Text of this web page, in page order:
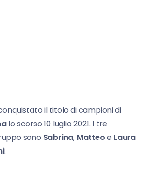
il titolo di campioni di
lo scorso 10 luglio 2021. I tre
sono Sabrina, Matteoe Laura
.